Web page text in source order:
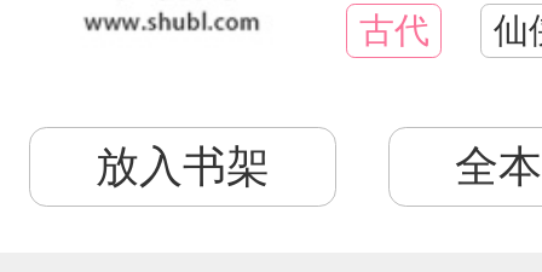
古代 仙
放入书架 全